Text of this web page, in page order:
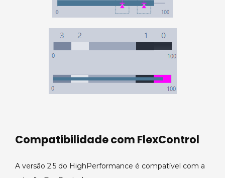
Compatibilidade com FlexControl
A versão 2.5 do HighPerformance é compatível com a